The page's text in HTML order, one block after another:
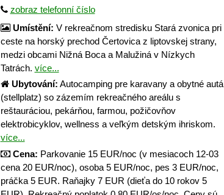
zobraz telefonní číslo
Umístění: V rekreačnom stredisku Stará zvonica pri
ceste na horský prechod Čertovica z liptovskej strany,
medzi obcami Nižná Boca a Malužiná v Nízkych
Tatrách. více...
Ubytování: Autocamping pre karavany a obytné autá
(stellplatz) so zázemím rekreačného areálu s
reštauráciou, pekárňou, farmou, požičovňov
elektrobicyklov, wellness a veľkým detským ihriskom.
více...
Cena: Parkovanie 15 EUR/noc (v mesiacoch 12-03
cena 20 EUR/noc), osoba 5 EUR/noc, pes 3 EUR/noc,
práčka 5 EUR. Raňajky 7 EUR (dieťa do 10 rokov 5